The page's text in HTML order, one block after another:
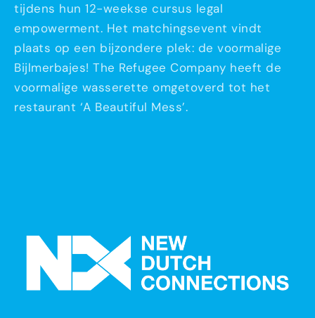
tijdens hun 12-weekse cursus legal
empowerment. Het matchingsevent vindt
plaats op een bijzondere plek: de voormalige
Bijlmerbajes! The Refugee Company heeft de
voormalige wasserette omgetoverd tot het
restaurant ‘A Beautiful Mess’.